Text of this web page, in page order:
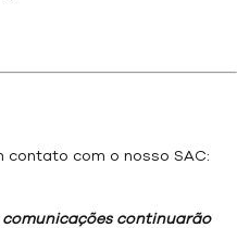
contato com o nosso SAC:
comunicações continuarão